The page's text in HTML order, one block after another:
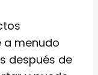
a menudo
después de